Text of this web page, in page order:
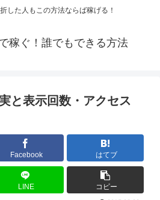
した人もこの方法ならば稼げる！
稼ぐ！誰でもできる方法
と表示回数・アクセス
Facebook はてブ
LINE コピー